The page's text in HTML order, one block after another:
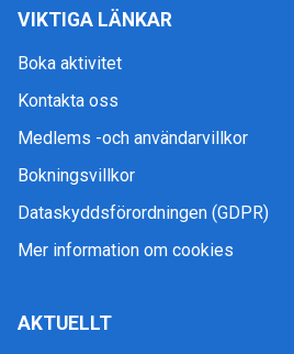
VIKTIGA LÄNKAR
Boka aktivitet
Kontakta oss
Medlems -och användarvillkor
Bokningsvillkor
Dataskyddsförordningen (GDPR)
Mer information om cookies
AKTUELLT